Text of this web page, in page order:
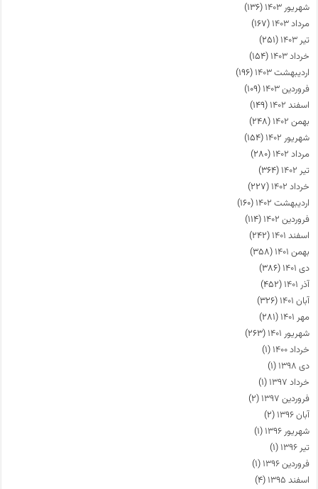
شهریور ۱۴۰۳
(۱۳۶)
مرداد ۱۴۰۳
(۱۶۷)
تیر ۱۴۰۳
(۲۵۱)
خرداد ۱۴۰۳
(۱۵۴)
اردیبهشت ۱۴۰۳
(۱۹۶)
فروردین ۱۴۰۳
(۱۰۹)
اسفند ۱۴۰۲
(۱۴۹)
بهمن ۱۴۰۲
(۲۴۸)
شهریور ۱۴۰۲
(۱۵۴)
مرداد ۱۴۰۲
(۲۸۰)
تیر ۱۴۰۲
(۳۶۴)
خرداد ۱۴۰۲
(۲۲۷)
اردیبهشت ۱۴۰۲
(۱۶۰)
فروردین ۱۴۰۲
(۱۱۴)
اسفند ۱۴۰۱
(۲۴۲)
بهمن ۱۴۰۱
(۳۵۸)
دی ۱۴۰۱
(۳۸۶)
آذر ۱۴۰۱
(۴۵۲)
آبان ۱۴۰۱
(۳۲۶)
مهر ۱۴۰۱
(۲۸۱)
شهریور ۱۴۰۱
(۲۶۳)
خرداد ۱۴۰۰
(۱)
دی ۱۳۹۸
(۱)
خرداد ۱۳۹۷
(۱)
فروردین ۱۳۹۷
(۲)
آبان ۱۳۹۶
(۲)
شهریور ۱۳۹۶
(۱)
تیر ۱۳۹۶
(۱)
فروردین ۱۳۹۶
(۱)
اسفند ۱۳۹۵
(۴)